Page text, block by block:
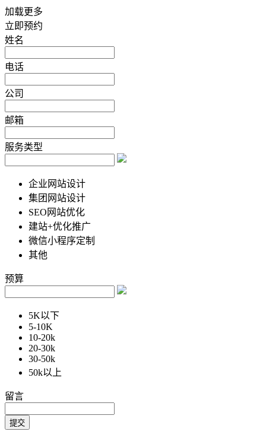
加载更多
立即预约
姓名
电话
公司
邮箱
服务类型
企业网站设计
集团网站设计
SEO网站优化
建站+优化推广
微信小程序定制
其他
预算
5K以下
5-10K
10-20k
20-30k
30-50k
50k以上
留言